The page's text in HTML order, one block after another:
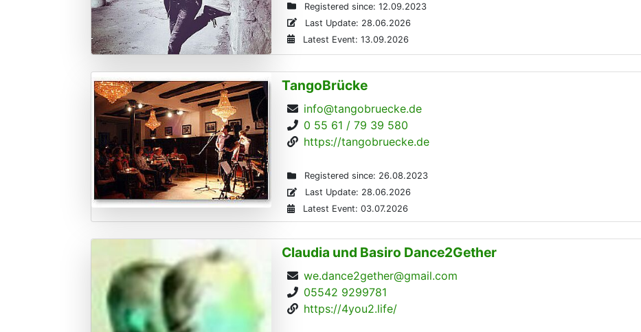
Registered since: 12.09.2023
Last Update: 28.06.2026
Latest Event: 13.09.2026
TangoBrücke
info@tangobruecke.de
0 55 61 / 79 39 580
https://tangobruecke.de
Registered since: 26.08.2023
Last Update: 28.06.2026
Latest Event: 03.07.2026
Claudia und Basiro Dance2Gether
we.dance2gether@gmail.com
05542 9299781
https://4you2.life/